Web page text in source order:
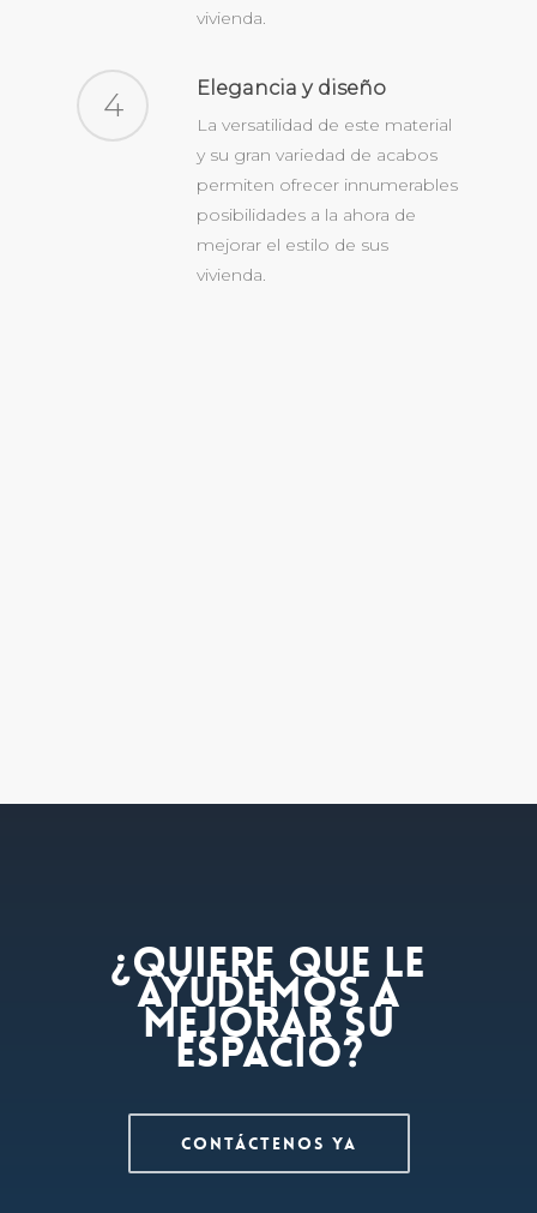
vivienda.
4 Elegancia y diseño
La versatilidad de este material
y su gran variedad de acabos
permiten ofrecer innumerables
posibilidades a la ahora de
mejorar el estilo de sus
vivienda.
¿Quiere que le
ayudemos a
mejorar su
espacio?
Contáctenos ya